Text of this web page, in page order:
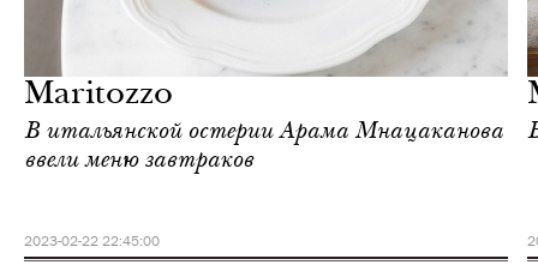
Maritozzo
В итальянской остерии Арама Мнацаканова
ввели меню завтраков
2023-02-22 22:45:00
среда